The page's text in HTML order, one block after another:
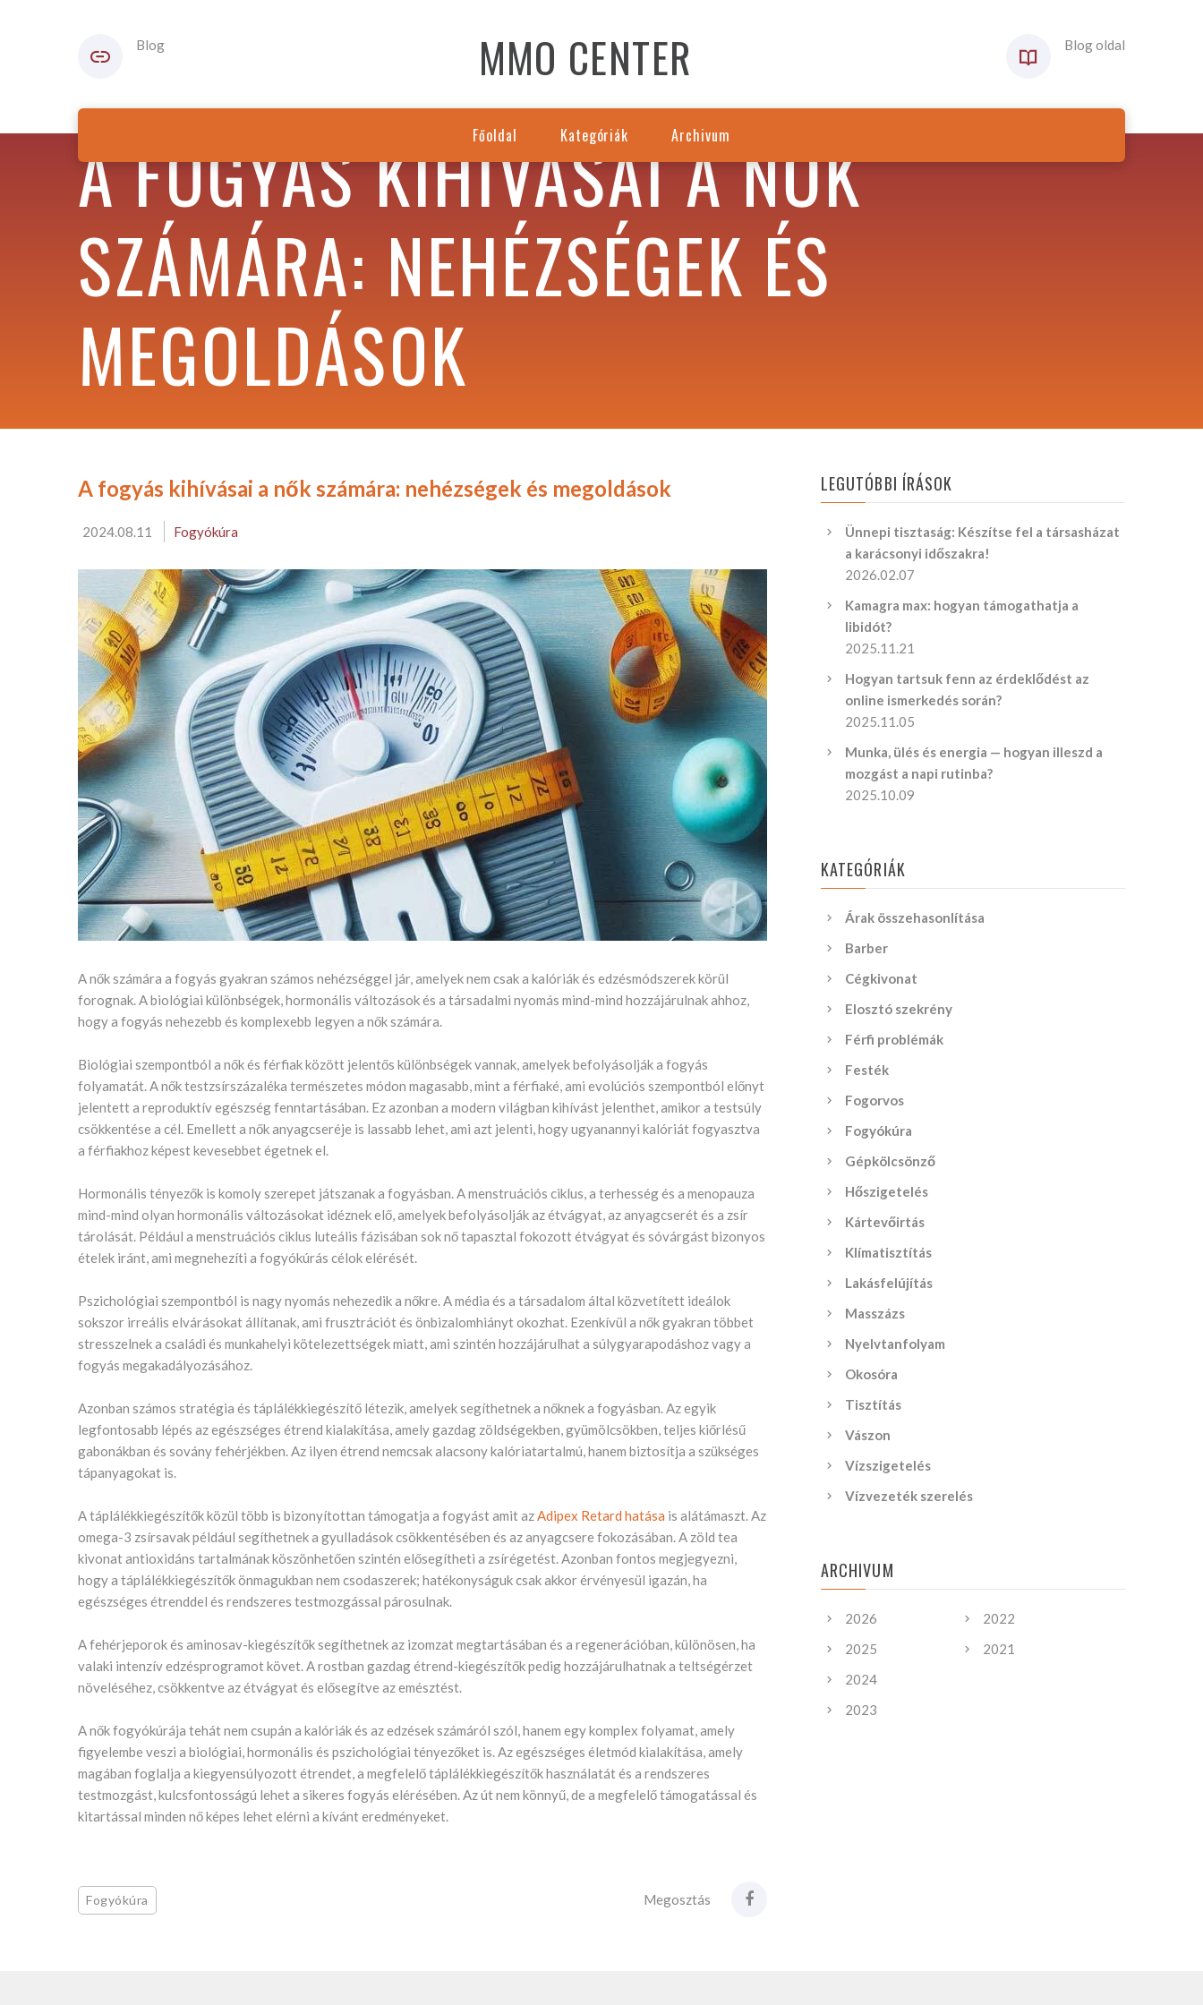
Blog MMO CENTER Blog oldal
Főoldal Kategóriák Archivum
A FOGYÁS KIHÍVÁSAI A NŐK
SZÁMÁRA: NEHÉZSÉGEK ÉS
MEGOLDÁSOK
A fogyás kihívásai a nők számára: nehézségek és megoldások
2024.08.11 Fogyókúra
A nők számára a fogyás gyakran számos nehézséggel jár, amelyek nem csak a kalóriák és edzésmódszerek körül
forognak. A biológiai különbségek, hormonális változások és a társadalmi nyomás mind-mind hozzájárulnak ahhoz,
hogy a fogyás nehezebb és komplexebb legyen a nők számára.
Biológiai szempontból a nők és férfiak között jelentős különbségek vannak, amelyek befolyásolják a fogyás
folyamatát. A nők testzsírszázaléka természetes módon magasabb, mint a férfiaké, ami evolúciós szempontból előnyt
jelentett a reproduktív egészség fenntartásában. Ez azonban a modern világban kihívást jelenthet, amikor a testsúly
csökkentése a cél. Emellett a nők anyagcseréje is lassabb lehet, ami azt jelenti, hogy ugyanannyi kalóriát fogyasztva
a férfiakhoz képest kevesebbet égetnek el.
Hormonális tényezők is komoly szerepet játszanak a fogyásban. A menstruációs ciklus, a terhesség és a menopauza
mind-mind olyan hormonális változásokat idéznek elő, amelyek befolyásolják az étvágyat, az anyagcserét és a zsír
tárolását. Például a menstruációs ciklus luteális fázisában sok nő tapasztal fokozott étvágyat és sóvárgást bizonyos
ételek iránt, ami megnehezíti a fogyókúrás célok elérését.
Pszichológiai szempontból is nagy nyomás nehezedik a nőkre. A média és a társadalom által közvetített ideálok
sokszor irreális elvárásokat állítanak, ami frusztrációt és önbizalomhiányt okozhat. Ezenkívül a nők gyakran többet
stresszelnek a családi és munkahelyi kötelezettségek miatt, ami szintén hozzájárulhat a súlygyarapodáshoz vagy a
fogyás megakadályozásához.
Azonban számos stratégia és táplálékkiegészítő létezik, amelyek segíthetnek a nőknek a fogyásban. Az egyik
legfontosabb lépés az egészséges étrend kialakítása, amely gazdag zöldségekben, gyümölcsökben, teljes kiőrlésű
gabonákban és sovány fehérjékben. Az ilyen étrend nemcsak alacsony kalóriatartalmú, hanem biztosítja a szükséges
tápanyagokat is.
A táplálékkiegészítők közül több is bizonyítottan támogatja a fogyást amit azAdipex Retard hatása is alátámaszt. Az
omega-3 zsírsavak például segíthetnek a gyulladások csökkentésében és az anyagcsere fokozásában. A zöld tea
kivonat antioxidáns tartalmának köszönhetően szintén elősegítheti a zsírégetést. Azonban fontos megjegyezni,
hogy a táplálékkiegészítők önmagukban nem csodaszerek; hatékonyságuk csak akkor érvényesül igazán, ha
egészséges étrenddel és rendszeres testmozgással párosulnak.
A fehérjeporok és aminosav-kiegészítők segíthetnek az izomzat megtartásában és a regenerációban, különösen, ha
valaki intenzív edzésprogramot követ. A rostban gazdag étrend-kiegészítők pedig hozzájárulhatnak a teltségérzet
növeléséhez, csökkentve az étvágyat és elősegítve az emésztést.
A nők fogyókúrája tehát nem csupán a kalóriák és az edzések számáról szól, hanem egy komplex folyamat, amely
figyelembe veszi a biológiai, hormonális és pszichológiai tényezőket is. Az egészséges életmód kialakítása, amely
magában foglalja a kiegyensúlyozott étrendet, a megfelelő táplálékkiegészítők használatát és a rendszeres
testmozgást, kulcsfontosságú lehet a sikeres fogyás elérésében. Az út nem könnyű, de a megfelelő támogatással és
kitartással minden nő képes lehet elérni a kívánt eredményeket.
Fogyókúra Megosztás
LEGUTÓBBI ÍRÁSOK
Ünnepi tisztaság: Készítse fel a társasházat
a karácsonyi időszakra!
2026.02.07
Kamagra max: hogyan támogathatja a
libidót?
2025.11.21
Hogyan tartsuk fenn az érdeklődést az
online ismerkedés során?
2025.11.05
Munka, ülés és energia — hogyan illeszd a
mozgást a napi rutinba?
2025.10.09
KATEGÓRIÁK
Árak összehasonlítása
Barber
Cégkivonat
Elosztó szekrény
Férfi problémák
Festék
Fogorvos
Fogyókúra
Gépkölcsönző
Hőszigetelés
Kártevőirtás
Klímatisztítás
Lakásfelújítás
Masszázs
Nyelvtanfolyam
Okosóra
Tisztítás
Vászon
Vízszigetelés
Vízvezeték szerelés
ARCHIVUM
2026
2025
2024
2023
2022
2021